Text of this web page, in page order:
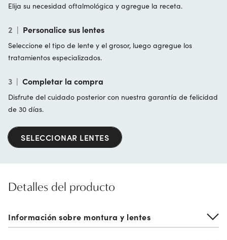
Elija su necesidad oftalmológica y agregue la receta.
2 | Personalice sus lentes
Seleccione el tipo de lente y el grosor, luego agregue los
tratamientos especializados.
3 | Completar la compra
Disfrute del cuidado posterior con nuestra garantía de felicidad
de 30 días.
SELECCIONAR LENTES
Detalles del producto
Información sobre montura y lentes